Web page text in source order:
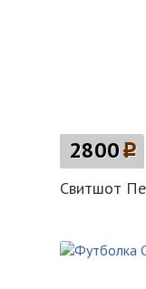
2800p
Свитшот